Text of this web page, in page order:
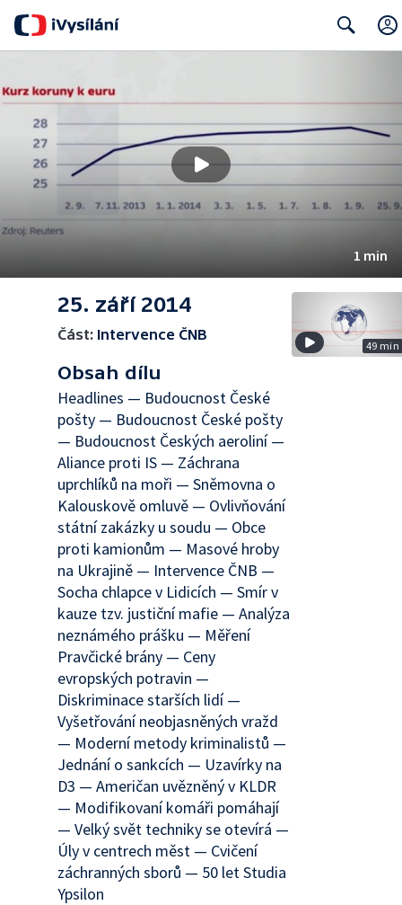
1 min
25. září 2014
Část: Intervence ČNB
Obsah dílu
Headlines — Budoucnost České
pošty — Budoucnost České pošty
— Budoucnost Českých aeroliní —
Aliance proti IS — Záchrana
uprchlíků na moři — Sněmovna o
Kalouskově omluvě — Ovlivňování
státní zakázky u soudu — Obce
proti kamionům — Masové hroby
na Ukrajině — Intervence ČNB —
Socha chlapce v Lidicích — Smír v
kauze tzv. justiční mafie — Analýza
neznámého prášku — Měření
Pravčické brány — Ceny
evropských potravin —
Diskriminace starších lidí —
Vyšetřování neobjasněných vražd
— Moderní metody kriminalistů —
Jednání o sankcích — Uzavírky na
D3 — Američan uvězněný v KLDR
— Modifikovaní komáři pomáhají
— Velký svět techniky se otevírá —
Úly v centrech měst — Cvičení
záchranných sborů — 50 let Studia
Ypsilon
49 min